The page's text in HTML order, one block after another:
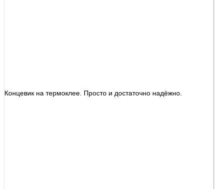
Концевик на термоклее. Просто и достаточно надёжно.